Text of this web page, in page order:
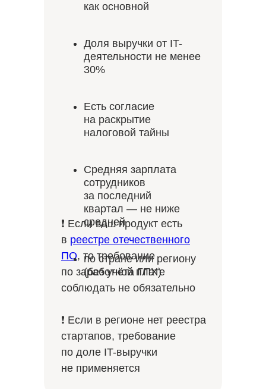
❗ Если ваш продукт есть
в реестре отечественного
ПО, то требование
по заработной плате
соблюдать не обязательно
❗ Если в регионе нет реестра
стартапов, требование
по доле IT-выручки
не применяется
как основной
Доля выручки от IT-
деятельности не менее
30%
Есть согласие
на раскрытие
налоговой тайны
Средняя зарплата
сотрудников
за последний
квартал — не ниже
средней
по стране или региону
(без учёта ГПХ)